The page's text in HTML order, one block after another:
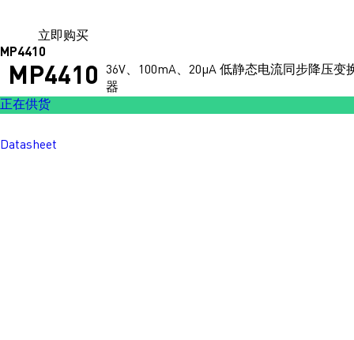
立即购买
MP4410
MP4410
36V、100mA、20μA 低静态电流同步降压变
器
正在供货
Datasheet